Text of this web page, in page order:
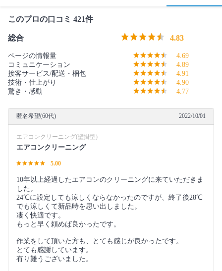
このプロの口コミ 421件
総合 4.83
ページの情報量
4.69
コミュニケーション
4.89
接客サービス/配送・梱包
4.91
技術・仕上がり
4.90
驚き・感動
4.77
匿名希望(60代) 2022/10/01
エアコンクリーニング(壁掛型)
エアコンクリーニング
5.00
10年以上経過したエアコンのクリーニングに来ていただきま
した。
24℃に設定しても涼しくならなかったのですが、終了後28℃
でも涼しくて新品時を思い出しました。
凄く快適です。
もっと早く頼めば良かったです。
作業をして頂いた方も、とても感じが良かったです。
とても感謝しています。
有り難うございました。